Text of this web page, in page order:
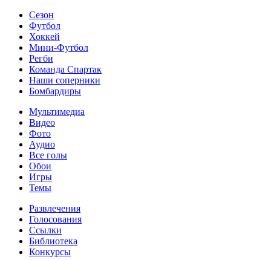
Сезон
Футбол
Хоккей
Мини-Футбол
Регби
Команда Спартак
Наши соперники
Бомбардиры
Мультимедиа
Видео
Фото
Аудио
Все голы
Обои
Игры
Темы
Развлечения
Голосования
Ссылки
Библиотека
Конкурсы